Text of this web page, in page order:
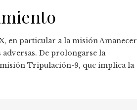
en particular a la misión Amanecer
De prolongarse la
Tripulación-9, que implica la